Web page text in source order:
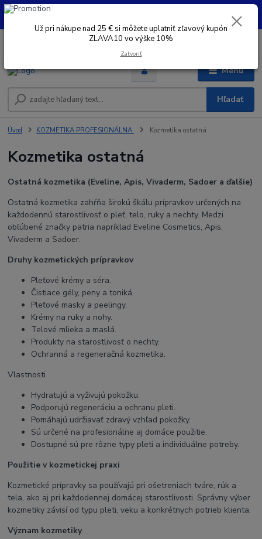
UŽ PRI NÁKUPE OD 30 € SI MOŽETE UPLATNIŤ ZĽAVOVÝ KUPÓN -
Menu
EUR
Hľadať
Úvod KOZMETIKA PROFESIONÁLNA Kozmetika ostatná
Kozmetika ostatná
Ostatná kozmetika (Eveline, Apis, Vivaderm, Sadoer a ďalšie)
Ostatná kozmetika zahŕňa širokú škálu prípravkov určených na
každodennú starostlivosť o pleť, telo, ruky a nechty. Medzi
obľúbené značky patria napríklad Eveline Cosmetics, Apis,
Vivaderm a Sadoer.
Druhy kozmetických prípravkov
Pleťové krémy a séra.
Čistiace gély, peny a toniká.
Pleťové masky a peelingy.
Krémy na ruky a nohy.
Telové mlieka a maslá.
Produkty na starostlivosť o nechty.
Ochranná a regeneračná kozmetika.
Vlastnosti
Hydratujú a vyživujú pokožku.
Podporujú regeneráciu a ochranu pleti.
Pomáhajú udržiavať zdravý vzhľad pokožky.
Sú určené na profesionálne aj domáce použitie.
Dostupné sú pre rôzne typy pleti a individuálne potreby.
Použitie v kozmetickej praxi
Kozmetické prípravky sa používajú pri ošetreniach tváre, rúk a
tela, ako aj pri každodennej domácej starostlivosti. Správny výber
kozmetiky závisí od typu pleti, veku a konkrétnych potrieb klienta.
Význam kozmetiky
Už pri nákupe nad 25 € si môžete uplatniť zľavový kupón
ZLAVA10 vo výške 10%
Zatvoriť